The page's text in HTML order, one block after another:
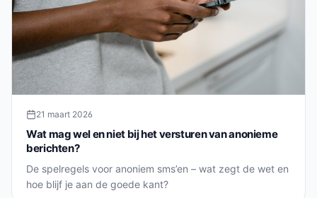
21 maart 2026
Wat mag wel en niet bij het versturen van anonieme
berichten?
De spelregels voor anoniem sms’en – wat zegt de wet en
hoe blijf je aan de goede kant?